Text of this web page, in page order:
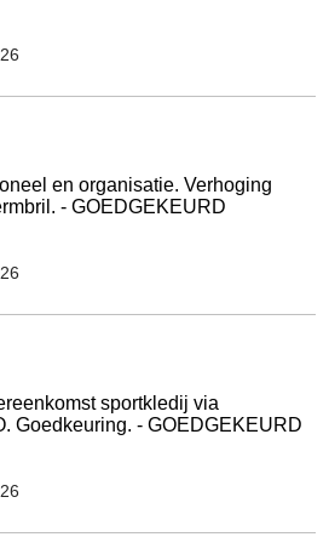
en organisatie. Verhoging
- GOEDGEKEURD
sportkledij via
Goedkeuring. - GOEDGEKEURD